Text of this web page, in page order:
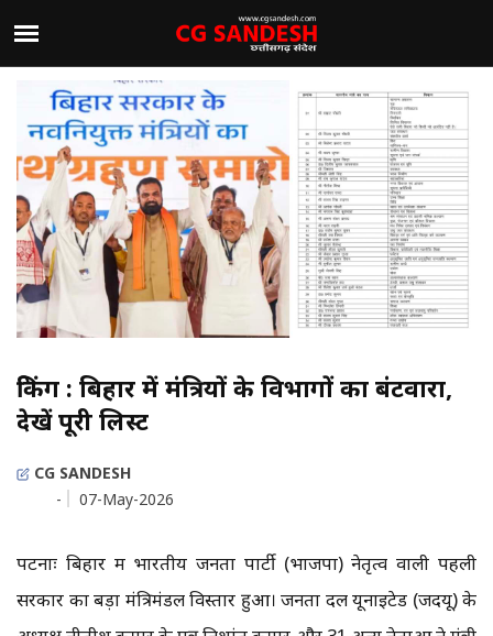
ब्रेकिंग : बिहार में मंत्रियों के विभागों का बंटवारा,
देखें पूरी लिस्ट
CG SANDESH
-
07-May-2026
पटनाः बिहार में भारतीय जनता पार्टी (भाजपा) नेतृत्व वाली पहली
सरकार का बड़ा मंत्रिमंडल विस्तार हुआ। जनता दल यूनाइटेड (जदयू) के